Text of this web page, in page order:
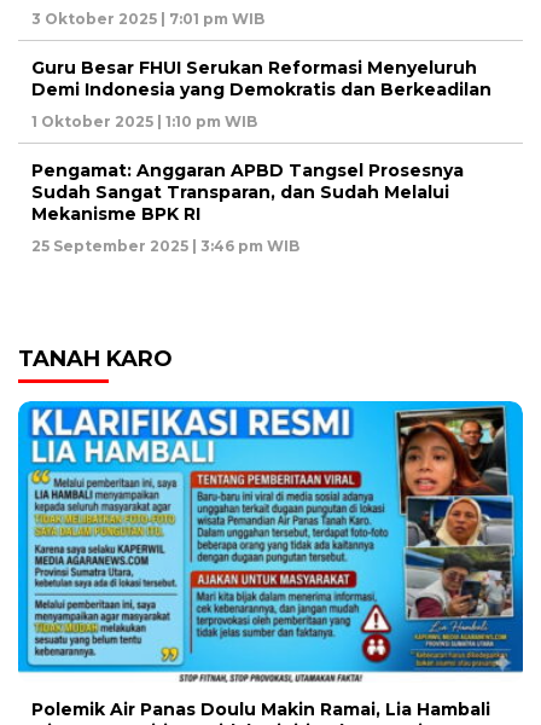
3 Oktober 2025 | 7:01 pm WIB
Guru Besar FHUI Serukan Reformasi Menyeluruh
Demi Indonesia yang Demokratis dan Berkeadilan
1 Oktober 2025 | 1:10 pm WIB
Pengamat: Anggaran APBD Tangsel Prosesnya
Sudah Sangat Transparan, dan Sudah Melalui
Mekanisme BPK RI
25 September 2025 | 3:46 pm WIB
TANAH KARO
Polemik Air Panas Doulu Makin Ramai, Lia Hambali